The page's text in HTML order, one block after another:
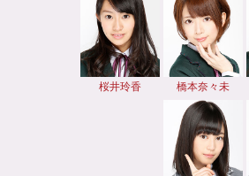
桜井玲香 橋本奈々未